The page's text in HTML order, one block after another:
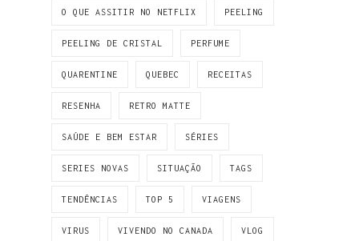
O QUE ASSITIR NO NETFLIX PEELING
PEELING DE CRISTAL PERFUME
QUARENTINE QUEBEC RECEITAS
RESENHA RETRO MATTE
SAÚDE E BEM ESTAR SÉRIES
SERIES NOVAS SITUAÇÃO TAGS
TENDÊNCIAS TOP 5 VIAGENS
VIRUS VIVENDO NO CANADA VLOG